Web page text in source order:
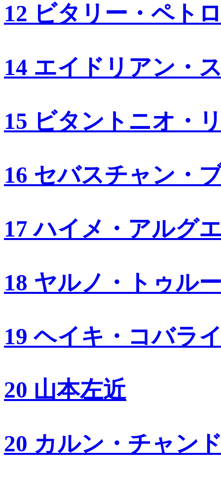
12 ビタリー・ペト
14 エイドリアン・
15 ビタントニオ・
16 セバスチャン・
17 ハイメ・アルグ
18 ヤルノ・トゥル
19 ヘイキ・コバラ
20 山本左近
20 カルン・チャン